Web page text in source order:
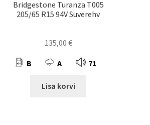
Bridgestone Turanza T005
205/65 R15 94V Suverehv
135,00 €
B A 71
Lisa korvi